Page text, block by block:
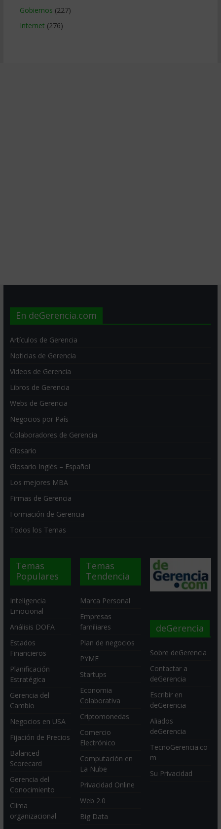
Gobiernos (227)
Internet (276)
En deGerencia.com
Artículos de Gerencia
Noticias de Gerencia
Videos de Gerencia
Libros de Gerencia
Webs de Gerencia
Negocios por País
Colaboradores de Gerencia
Glosario
Glosario Inglés – Español
Los mejores MBA
Firmas de Gerencia
Formación de Gerencia
Todos los Temas
Temas
Populares
Inteligencia
Emocional
Análisis DOFA
Estados
Financieros
Planificación
Estratégica
Gerencia del
Cambio
Negocios en USA
Fijación de Precios
Balanced
Scorecard
Gerencia del
Conocimiento
Clima
organizacional
Temas
Tendencia
Marca Personal
Empresas
familiares
Plan de negocios
PYME
Startups
Economia
Colaborativa
Criptomonedas
Comercio
Electrónico
Computación en
La Nube
Privacidad Online
Web 2.0
Big Data
deGerencia
Sobre deGerencia
Contactar a
deGerencia
Escribir en
deGerencia
Aliados
deGerencia
TecnoGerencia.co
m
Su Privacidad